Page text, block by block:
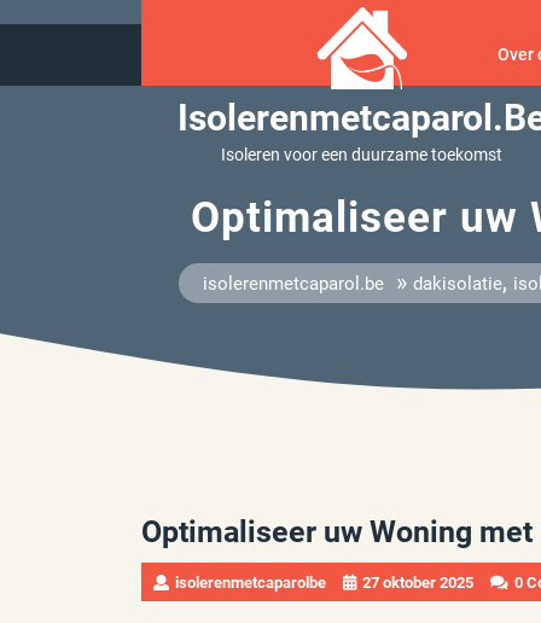
Isoleren voor een duurzame toekomst
Over
Optimaliseer uw
isolerenmetcaparol.be » dakisolatie,
Optimaliseer uw Woning
isolerenmetcaparolbe 27 oktober 2025 0